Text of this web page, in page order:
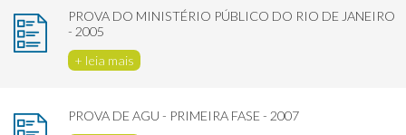
PROVA DO MINISTÉRIO PÚBLICO DO RIO DE JANEIRO
- 2005
+ leia mais
PROVA DE AGU - PRIMEIRA FASE - 2007